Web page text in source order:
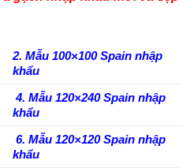
2. Mẫu 100×100 Spain nhập
khẩu
4. Mẫu 120×240 Spain nhập
khẩu
6. Mẫu 120×120 Spain nhập
khẩu